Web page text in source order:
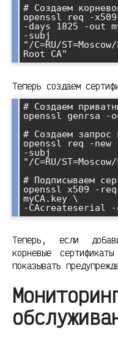
# Создаем
openssl req -
-days 1825 -out
-subj
"/C=RU/ST=Moscow/
Root CA"
Теперь создаем
# Создаем
openssl genrsa -
# Создаем запрос
openssl req -
-subj
"/C=RU/
# Подписываем
openssl x509 -
myCA.key \
-CAcreateserial
Теперь, если
корневые
показывать